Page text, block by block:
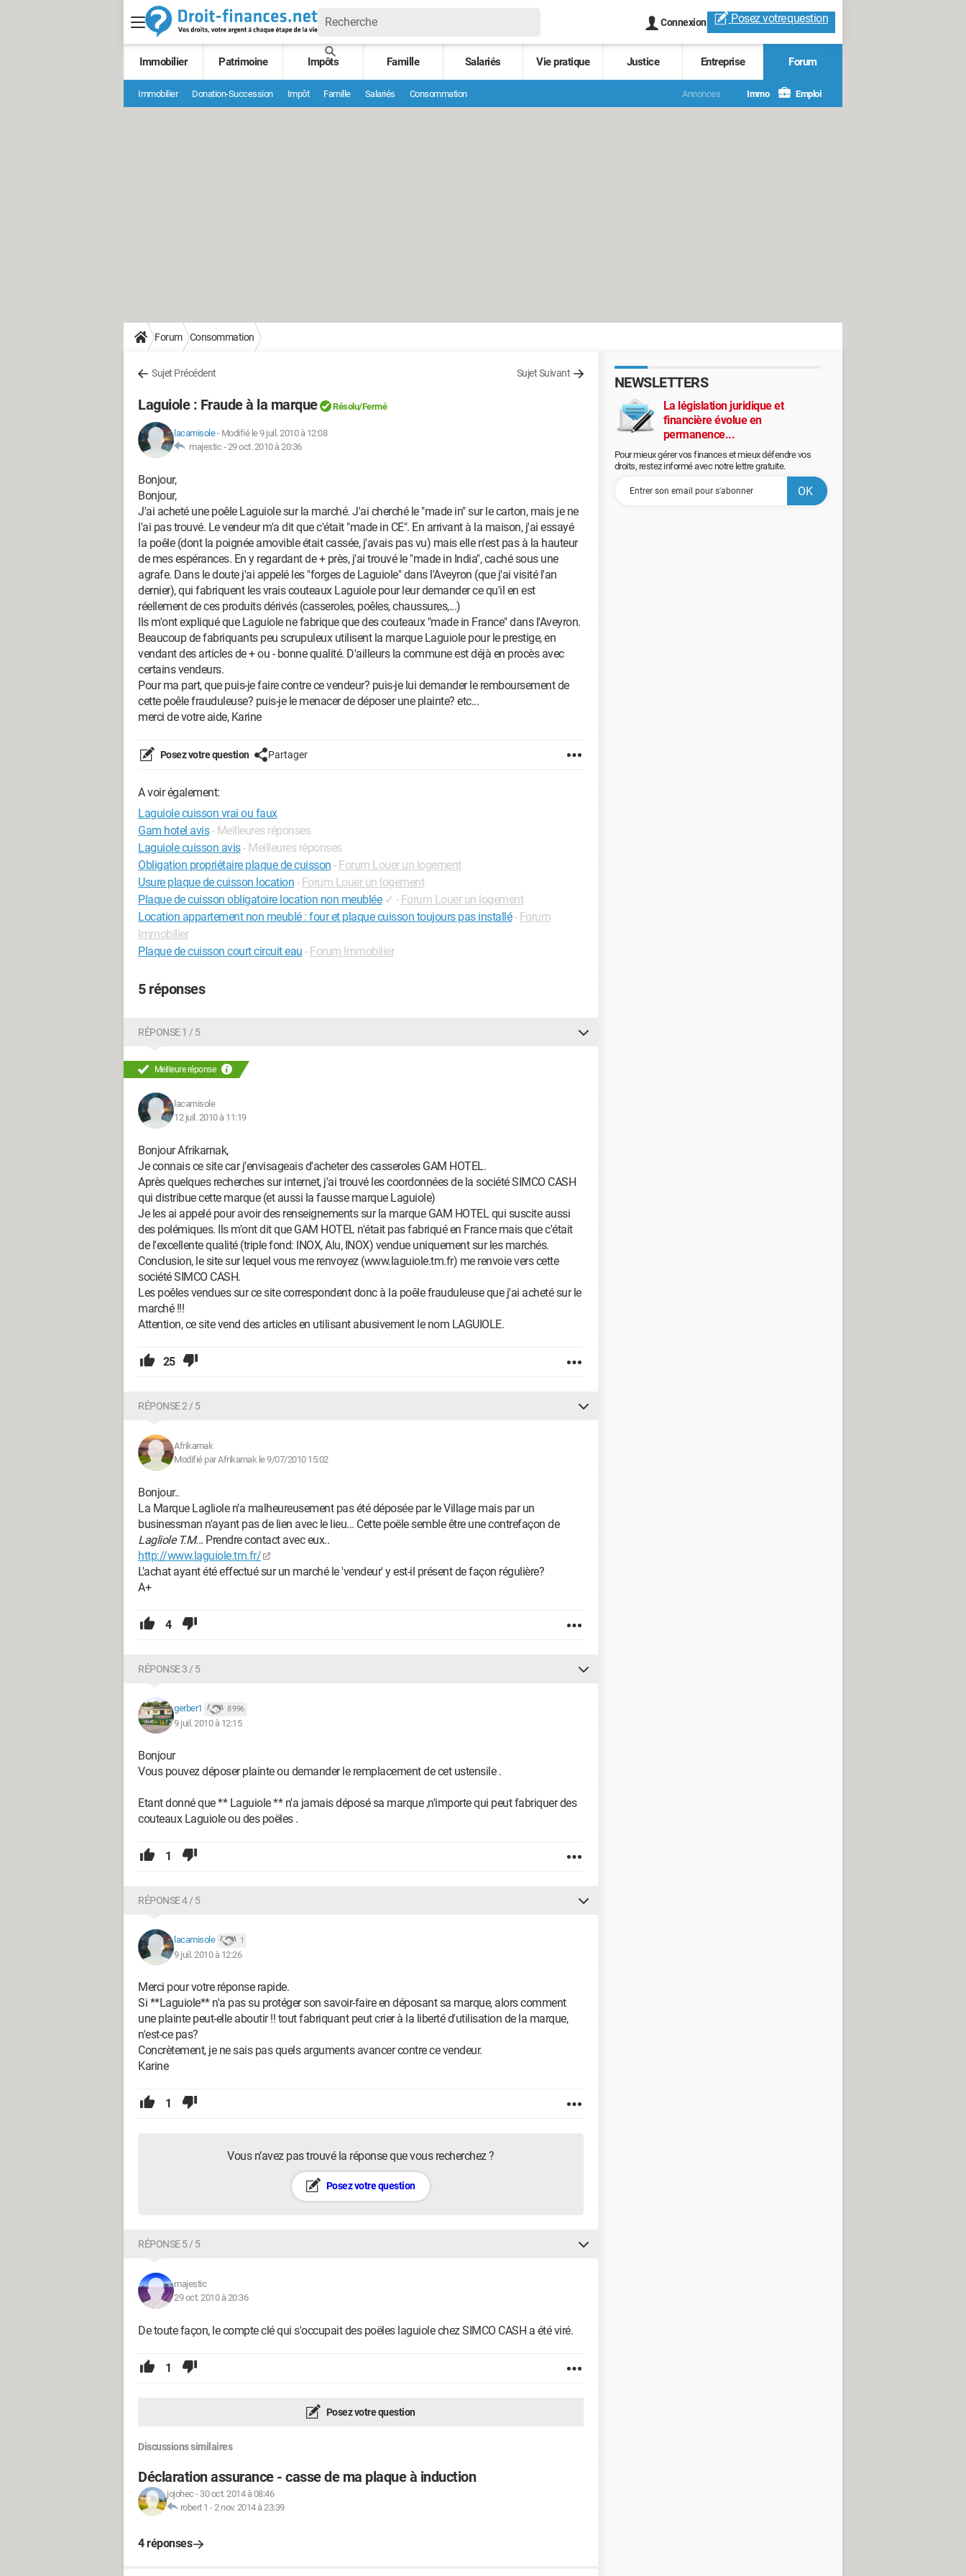
Connexion Posez votrequestion
Immobilier Patrimoine Impôts Famille Salariés Vie pratique Justice Entreprise Forum
Immobilier Donation-Succession Impôt Famille Salariés Consommation Annonces Immo Emploi
Forum Consommation
Sujet Précédent Sujet Suivant
Laguiole : Fraude à la marque Résolu/Fermé
lacamisole- Modifié le 9 juil. 2010 à 12:08
majestic -29 oct. 2010 à 20:36
Bonjour,
Bonjour,
J'ai acheté une poêle Laguiole sur la marché. J'ai cherché le "made in" sur le carton, mais je ne
l'ai pas trouvé. Le vendeur m'a dit que c'était "made in CE". En arrivant à la maison, j'ai essayé
la poêle (dont la poignée amovible était cassée, j'avais pas vu) mais elle n'est pas à la hauteur
de mes espérances. En y regardant de + près, j'ai trouvé le "made in India", caché sous une
agrafe. Dans le doute j'ai appelé les "forges de Laguiole" dans l'Aveyron (que j'ai visité l'an
dernier), qui fabriquent les vrais couteaux Laguiole pour leur demander ce qu'il en est
réellement de ces produits dérivés (casseroles, poêles, chaussures,...)
Ils m'ont expliqué que Laguiole ne fabrique que des couteaux "made in France" dans l'Aveyron.
Beaucoup de fabriquants peu scrupuleux utilisent la marque Laguiole pour le prestige, en
vendant des articles de + ou - bonne qualité. D'ailleurs la commune est déjà en procès avec
certains vendeurs.
Pour ma part, que puis-je faire contre ce vendeur? puis-je lui demander le remboursement de
cette poêle frauduleuse? puis-je le menacer de déposer une plainte? etc...
merci de votre aide, Karine
Posez votre question Partager
A voir également:
Laguiole cuisson vrai ou faux
Gam hotel avis - Meilleures réponses
Laguiole cuisson avis- Meilleures réponses
Obligation propriétaire plaque de cuisson - Forum Louer un logement
Usure plaque de cuisson location - Forum Louer un logement
Plaque de cuisson obligatoire location non meublée ✓ - Forum Louer un logement
Location appartement non meublé : four et plaque cuisson toujours pas installé - Forum
Immobilier
Plaque de cuisson court circuit eau - Forum Immobilier
5 réponses
RÉPONSE 1 / 5
Meilleure réponse
lacamisole
12 juil. 2010 à 11:19
Bonjour Afrikarnak,
Je connais ce site car j'envisageais d'acheter des casseroles GAM HOTEL.
Après quelques recherches sur internet, j'ai trouvé les coordonnées de la société SIMCO CASH
qui distribue cette marque (et aussi la fausse marque Laguiole)
Je les ai appelé pour avoir des renseignements sur la marque GAM HOTEL qui suscite aussi
des polémiques. Ils m'ont dit que GAM HOTEL n'était pas fabriqué en France mais que c'était
de l'excellente qualité (triple fond: INOX, Alu, INOX) vendue uniquement sur les marchés.
Conclusion, le site sur lequel vous me renvoyez (www.laguiole.tm.fr) me renvoie vers cette
société SIMCO CASH.
Les poêles vendues sur ce site correspondent donc à la poêle frauduleuse que j'ai acheté sur le
marché !!!
Attention, ce site vend des articles en utilisant abusivement le nom LAGUIOLE.
25
RÉPONSE 2 / 5
Afrikarnak
Modifié par Afrikarnak le 9/07/2010 15:02
Bonjour..
La Marque Lagliole n'a malheureusement pas été déposée par le Village mais par un
businessman n'ayant pas de lien avec le lieu... Cette poële semble être une contrefaçon de
Lagliole T.M... Prendre contact avec eux..
http://www.laguiole.tm.fr/
L'achat ayant été effectué sur un marché le 'vendeur' y est-il présent de façon régulière?
A+
4
RÉPONSE 3 / 5
gerber1 8 996
9 juil. 2010 à 12:15
Bonjour
Vous pouvez déposer plainte ou demander le remplacement de cet ustensile .
Etant donné que ** Laguiole ** n'a jamais déposé sa marque ,n'importe qui peut fabriquer des
couteaux Laguiole ou des poëles .
1
RÉPONSE 4 / 5
lacamisole 1
9 juil. 2010 à 12:26
Merci pour votre réponse rapide.
Si **Laguiole** n'a pas su protéger son savoir-faire en déposant sa marque, alors comment
une plainte peut-elle aboutir !! tout fabriquant peut crier à la liberté d'utilisation de la marque,
n'est-ce pas?
Concrètement, je ne sais pas quels arguments avancer contre ce vendeur.
Karine
1
Vous n’avez pas trouvé la réponse que vous recherchez ?
Posez votre question
RÉPONSE 5 / 5
majestic
29 oct. 2010 à 20:36
De toute façon, le compte clé qui s'occupait des poëles laguiole chez SIMCO CASH a été viré.
1
Posez votre question
Discussions similaires
Déclaration assurance - casse de ma plaque à induction
jojohec - 30 oct. 2014 à 08:46
robert 1 -2 nov. 2014 à 23:39
4 réponses
NEWSLETTERS
La législation juridique et
financière évolue en
permanence...
Pour mieux gérer vos finances et mieux défendre vos
droits, restez informé avec notre lettre gratuite.